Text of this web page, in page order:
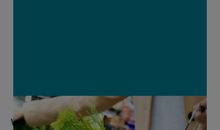
Winkelkar van Testaankoop opnieuw